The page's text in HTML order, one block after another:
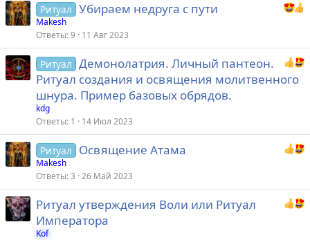
Ритуал Убираем недруга с пути
Makesh
Ответы 9 11 Авг 2023
Ритуал Демонолатрия. Личный пантеон.
Ритуал создания и освящения молитвенного
шнура. Пример базовых обрядов.
kdg
Ответы 1 14 Июл 2023
Ритуал Освящение Атама
Makesh
Ответы 3 26 Май 2023
Ритуал утверждения Воли или Ритуал
Императора
Kof